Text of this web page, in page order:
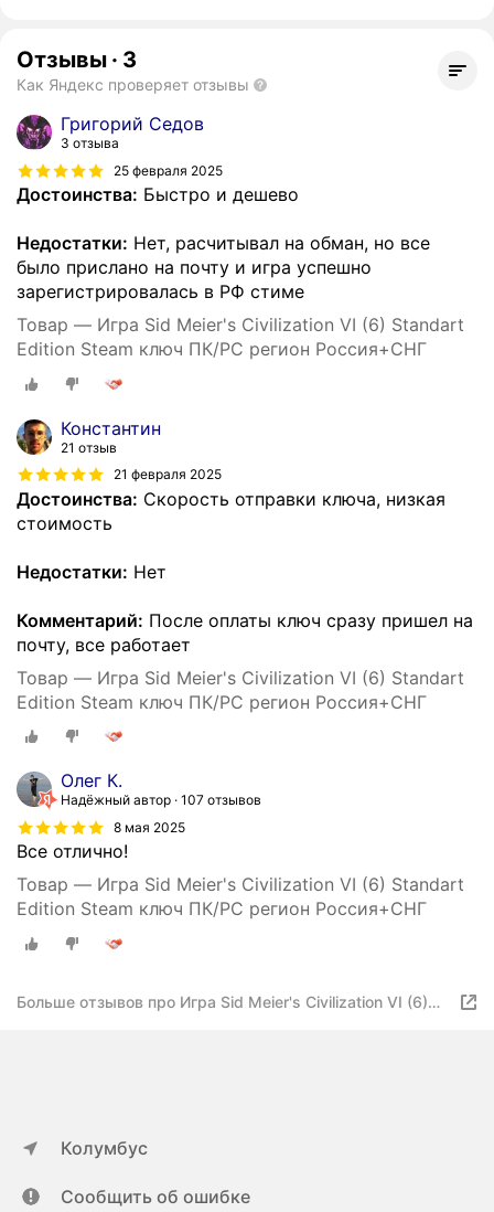
Отзывы · 3
Как Яндекс проверяет отзывы
Григорий Седов
3 отзыва
25 февраля 2025
Достоинства: Быстро и дешево
Недостатки: Нет, расчитывал на обман, но все
было прислано на почту и игра успешно
зарегистрировалась в РФ стиме
Товар — Игра Sid Meier's Civilization VI (6) Standart
Edition Steam ключ ПК/PC регион Россия+СНГ
Константин
21 отзыв
21 февраля 2025
Достоинства: Скорость отправки ключа, низкая
стоимость
Недостатки: Нет
Комментарий: После оплаты ключ сразу пришел на
почту, все работает
Товар — Игра Sid Meier's Civilization VI (6) Standart
Edition Steam ключ ПК/PC регион Россия+СНГ
Олег К.
Надёжный автор 107 отзывов
8 мая 2025
Все отлично!
Товар — Игра Sid Meier's Civilization VI (6) Standart
Edition Steam ключ ПК/PC регион Россия+СНГ
Больше отзывов про Игра Sid Meier's Civilization VI (6)
Колумбус
Сообщить об ошибке